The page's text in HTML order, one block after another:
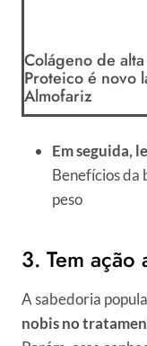
Colágeno de
Proteico é novo
Almofariz
Em seguida,
Benefícios da
peso
3. Tem ação
A sabedoria
nobis no